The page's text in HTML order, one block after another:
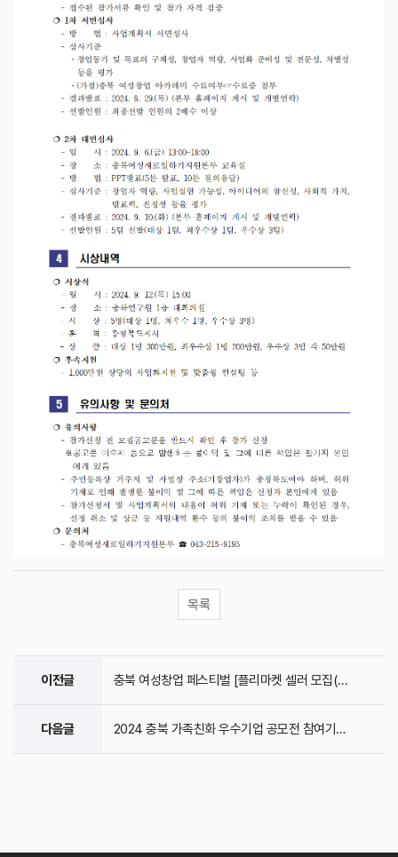
목록
이전글 충북 여성창업 페스티벌 [플리마켓 셀러 모집(마감)..
다음글 2024 충북 가족친화 우수기업 공모전 참여기업 모집